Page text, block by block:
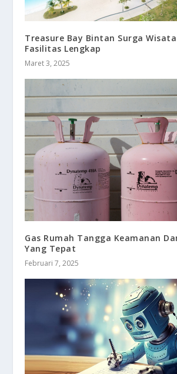
Treasure Bay Bintan Surga
Fasilitas Lengkap
Maret 3, 2025
Gas Rumah Tangga Keamanan
Yang Tepat
Februari 7, 2025